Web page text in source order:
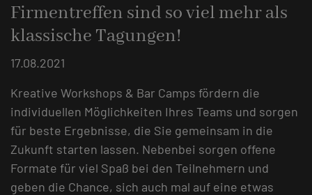
Firmentreffen sind so viel mehr als
klassische Tagungen!
17.08.2021
Kreative Workshops & Bar Camps fördern die
individuellen Möglichkeiten Ihres Teams und sorgen
für beste Ergebnisse, die Sie gemeinsam in die
Zukunft starten lassen. Nebenbei sorgen offene
Formate für viel Spaß bei den Teilnehmern und
geben die Chance, sich auch mal auf eine etwas